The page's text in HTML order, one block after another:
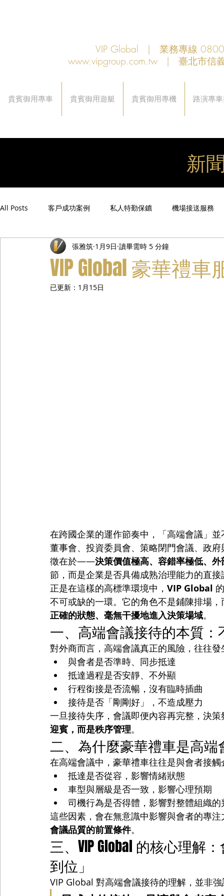
VIP Global | 業務專線
www.vipgroup.com.tw | 臺北市信
貴賓御用專車 貴賓御用遊艇 貴賓御用專機 路演專
新
All Posts 客戶成功案例 私人特勤保鑣 機場接送服務
禮遇通關服務 主管專業司機 活動禮賓接待
VIP Global 豪華禮
張雅筑 1月9日 讀畢需時 5 分鐘
已更新： 1月15日
在跨國企業的運作節奏中，「高端會議」
董事會、投資委員會、策略閉門會議、政
徵在於——決策價值極高、容錯率極低、
節，而是企業是否具備成熟治理能力的直接
正是在這樣的高標準環境中， VIP Global
不可或缺的一環。它的角色不是鋪陳排場，
正確的狀態、毫無干擾地進入決策場域。
一、高端會議接待的本質
對外商而言，高端會議真正的風險，往往
與會者是否準時、同步抵達
抵達過程是否安靜、不外顯
行程銜接是否流暢，沒有臨時插曲
接待是否「剛剛好」，不造成壓力
一旦接待失序，會議即便內容再完整，決
迎賓，而是秩序管理。
二、為什麼豪華禮車是高
在高端會議中，豪華禮車往往是與會者接
抵達是否從容，影響情緒狀態
車型與層級是否一致，影響心理預期
司機行為是否得體，影響對整體組織的
這些因素，會在無意識中影響與會者的專
會議品質的前置條件。
三、VIP Global 的核心理解
到位」
VIP Global 對高端會議接待的理解，並非